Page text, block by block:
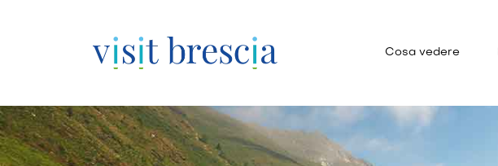
Vai
al
contenuto
Cosa vedere